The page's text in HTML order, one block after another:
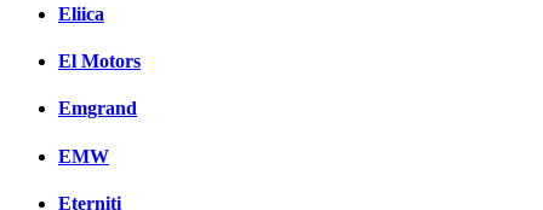
Eliica
El Motors
Emgrand
EMW
Eterniti